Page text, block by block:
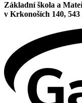
Základní škola a
v Krkonoších 140, 543